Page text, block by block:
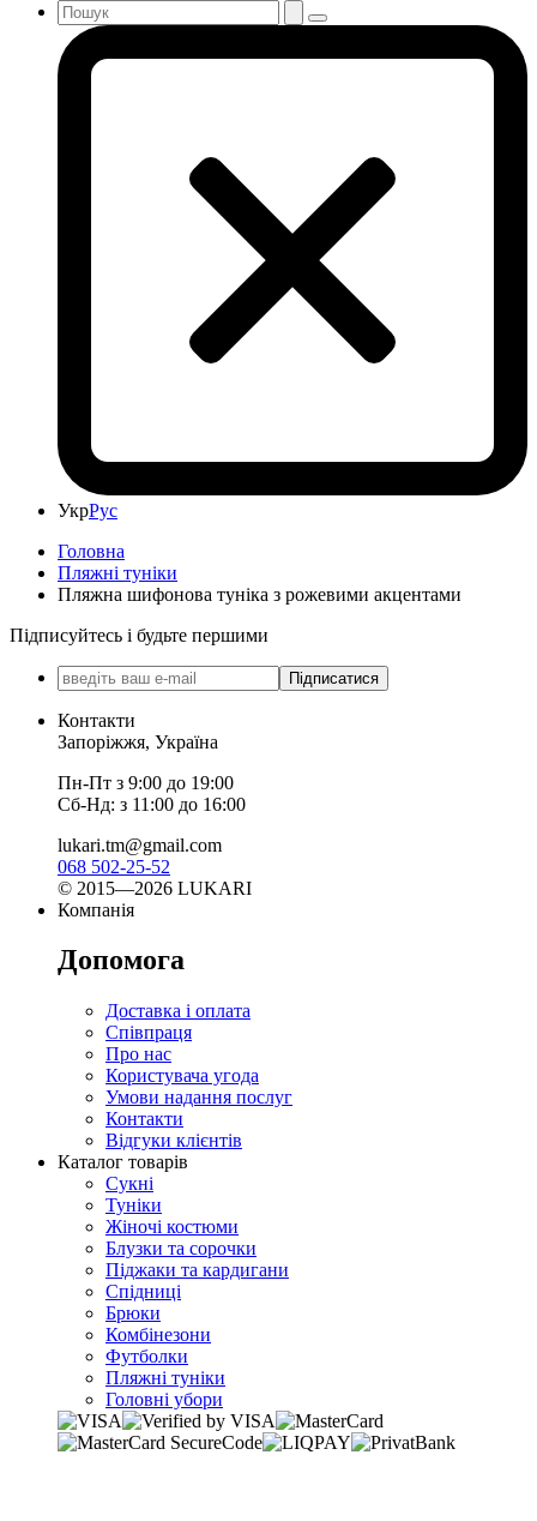
УкрРус
Головна
Пляжні туніки
Пляжна шифонова туніка з рожевими акцентами
Підписуйтесь і будьте першими
Підписатися
Контакти
Запоріжжя, Україна
Пн-Пт з 9:00 до 19:00
Сб-Нд: з 11:00 до 16:00
lukari.tm@gmail.com
068 502-25-52
© 2015—2026 LUKARI
Компанія
Допомога
Доставка і оплата
Співпраця
Про нас
Користувача угода
Умови надання послуг
Контакти
Відгуки клієнтів
Каталог товарів
Сукні
Туніки
Жіночі костюми
Блузки та сорочки
Піджаки та кардигани
Спідниці
Брюки
Комбінезони
Футболки
Пляжні туніки
Головні убори